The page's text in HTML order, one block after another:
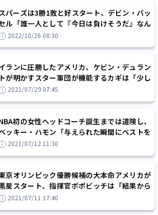
パーズは3勝1敗と好スタート、デビン・バッ
ル「誰一人として『今日は負けそうだ』なん
思っちゃいない」
2022/10/26 08:30
ランに圧勝したアメリカ、ケビン・デュラン
トが明かすスター軍団が機能するカギは「少し
けワガママにやること」
2021/07/29 07:45
初の女性ヘッドコーチ誕生までは道険し、
ッキー・ハモン「与えられた瞬間にベストを
くすことだけを考えたい」
2021/07/12 11:30
京オリンピック優勝候補の大本命アメリカが
星スタート、指揮官ポポビッチは「結果から
べなければ意味がない」
2021/07/11 17:40